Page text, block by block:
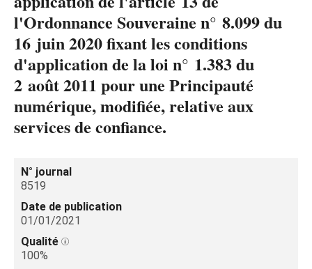
l'Ordonnance Souveraine n° 8.099 du
16 juin 2020 fixant les conditions
d'application de la loi n° 1.383 du
2 août 2011 pour une Principauté
numérique, modifiée, relative aux
services de confiance.
N° journal
8519
Date de publication
01/01/2021
Qualité
100%